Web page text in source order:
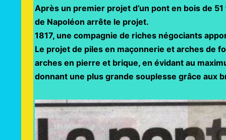
Après un premier projet d’un pont en bois de
de Napoléon arrête le projet.
1817, une compagnie de riches négociants
Le projet de piles en maçonnerie et arches de
arches en pierre et brique, en évidant au
donnant une plus grande souplesse grâce aux